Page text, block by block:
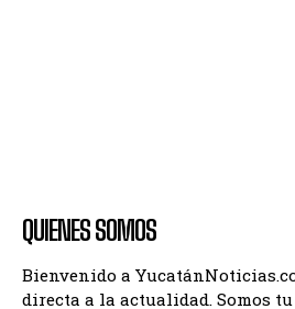
QUIENES SOMOS
Bienvenido a
directa a la actualidad. Somos